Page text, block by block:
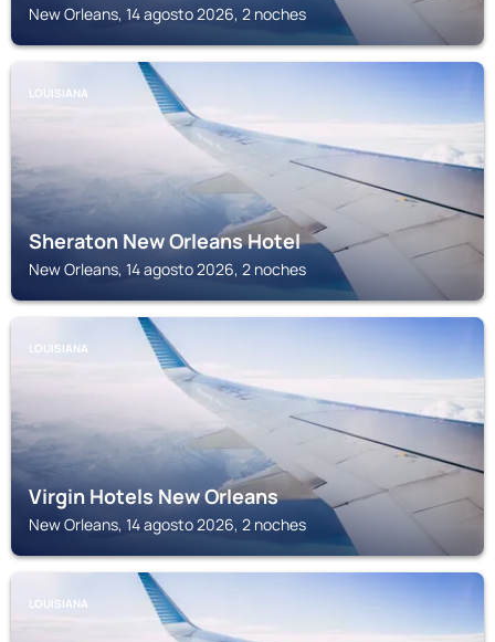
New Orleans, 14 agosto 2026, 2 noches
LOUISIANA
Sheraton New Orleans Hotel
New Orleans, 14 agosto 2026, 2 noches
LOUISIANA
Virgin Hotels New Orleans
New Orleans, 14 agosto 2026, 2 noches
LOUISIANA